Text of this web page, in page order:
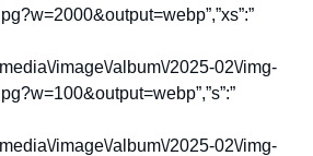
image\/album\/2025-02\/img-
image\/album\/2025-02\/img-